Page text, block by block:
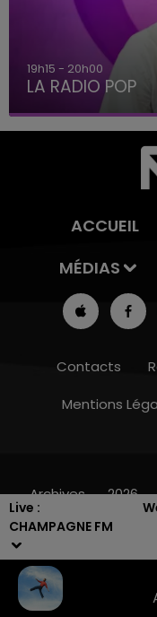
Live :
CHAMPAGNE FM
19h15 - 20h00
LA RADIO POP
ACCUEIL
MÉDIAS
Contacts
Mentions
Archives 2026